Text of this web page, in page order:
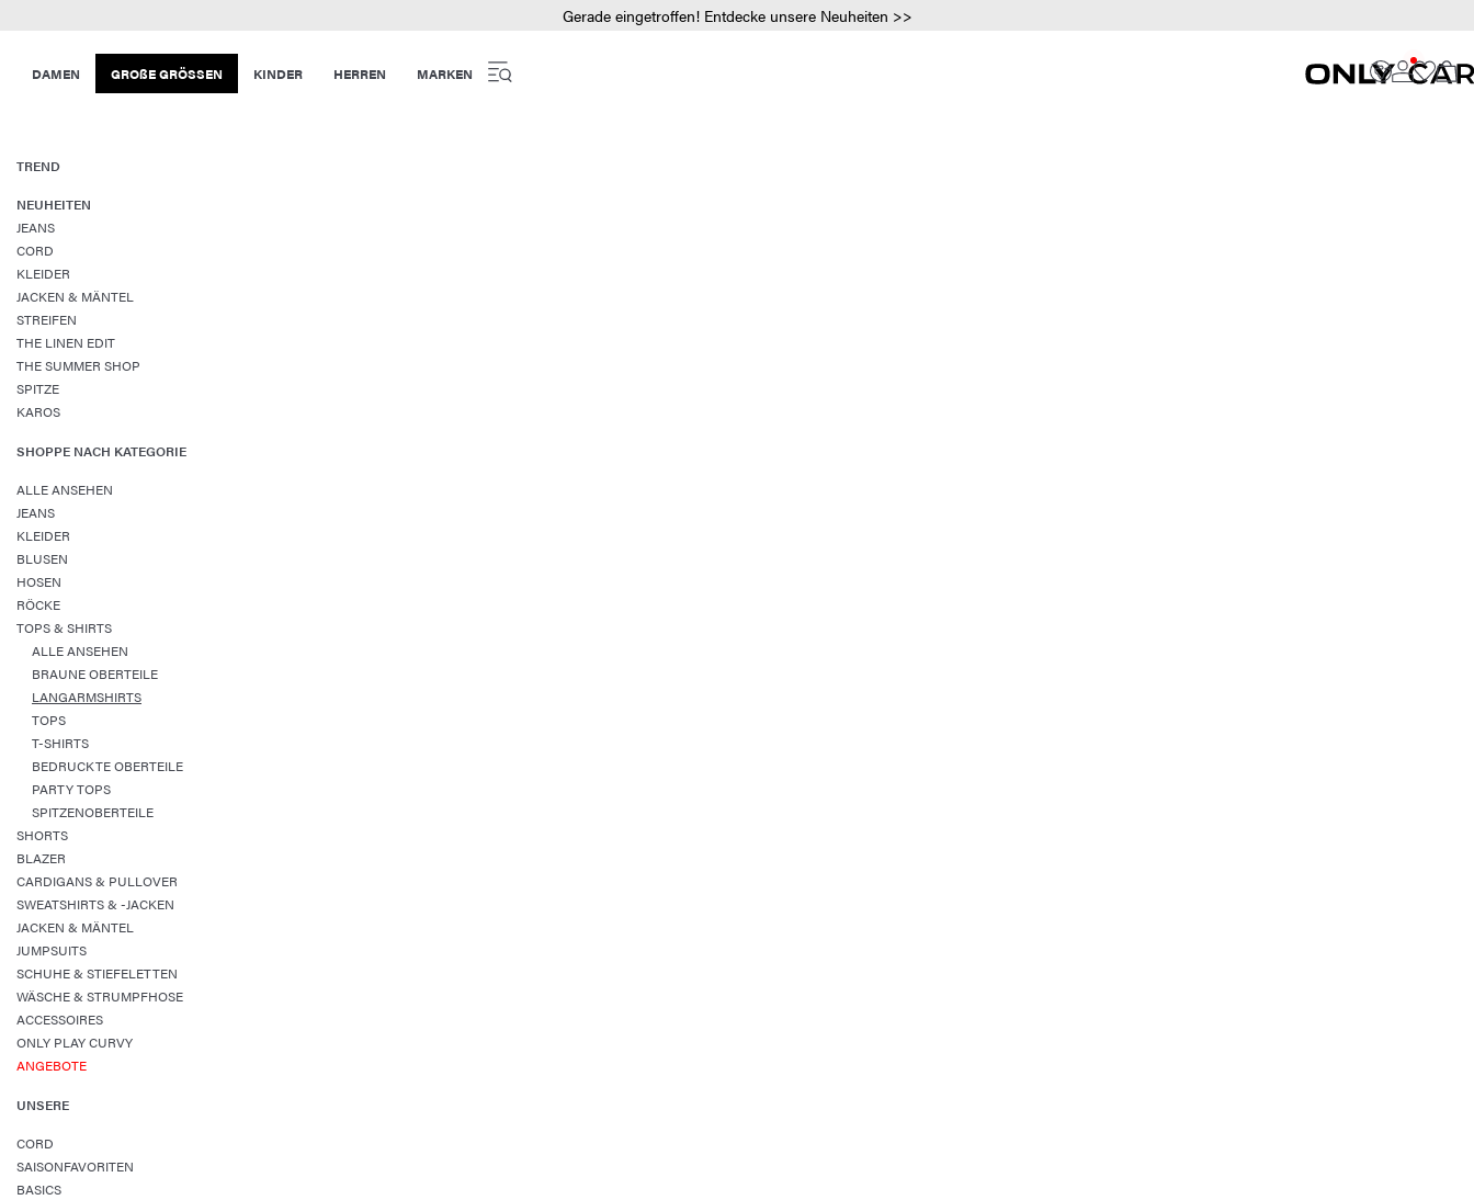
Gerade eingetroffen! Entdecke unsere Neuheiten >>
DAMEN GROßE GRÖSSEN KINDER HERREN MARKEN
TREND
NEUHEITEN
JEANS
CORD
KLEIDER
JACKEN & MÄNTEL
STREIFEN
THE LINEN EDIT
THE SUMMER SHOP
SPITZE
KAROS
SHOPPE NACH KATEGORIE
ALLE ANSEHEN
JEANS
KLEIDER
BLUSEN
HOSEN
RÖCKE
TOPS & SHIRTS
ALLE ANSEHEN
BRAUNE OBERTEILE
LANGARMSHIRTS
TOPS
T-SHIRTS
BEDRUCKTE OBERTEILE
PARTY TOPS
SPITZENOBERTEILE
SHORTS
BLAZER
CARDIGANS & PULLOVER
SWEATSHIRTS & -JACKEN
JACKEN & MÄNTEL
JUMPSUITS
SCHUHE & STIEFELETTEN
WÄSCHE & STRUMPFHOSE
ACCESSOIRES
ONLY PLAY CURVY
ANGEBOTE
UNSERE
CORD
SAISONFAVORITEN
BASICS